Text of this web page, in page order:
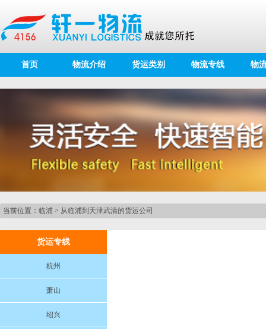
首页 物流介绍 货运类别 物流专线 物
当前位置： 临浦 > 从临浦到天津武清的货运公司
货运专线
杭州
萧山
绍兴